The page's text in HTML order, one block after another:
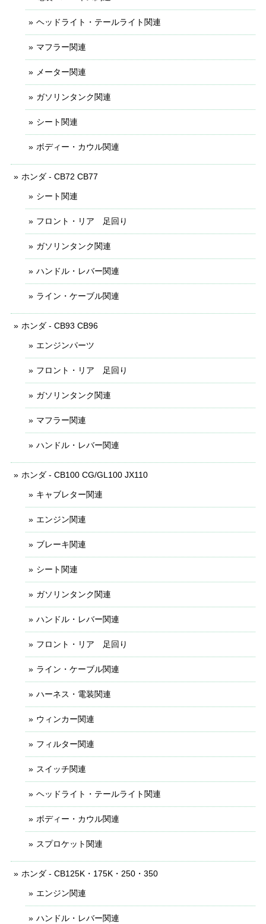
ヘッドライト・テールライト関連
マフラー関連
メーター関連
ガソリンタンク関連
シート関連
ボディー・カウル関連
ホンダ - CB72 CB77
シート関連
フロント・リア 足回り
ガソリンタンク関連
ハンドル・レバー関連
ライン・ケーブル関連
ホンダ - CB93 CB96
エンジンパーツ
フロント・リア 足回り
ガソリンタンク関連
マフラー関連
ハンドル・レバー関連
ホンダ - CB100 CG/GL100 JX110
キャブレター関連
エンジン関連
ブレーキ関連
シート関連
ガソリンタンク関連
ハンドル・レバー関連
フロント・リア 足回り
ライン・ケーブル関連
ハーネス・電装関連
ウィンカー関連
フィルター関連
スイッチ関連
ヘッドライト・テールライト関連
ボディー・カウル関連
スプロケット関連
ホンダ - CB125K・175K・250・350
エンジン関連
ハンドル・レバー関連